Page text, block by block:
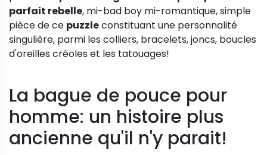
parfait rebelle, mi-bad boy mi-romantique, simple
pièce de ce puzzleconstituant une personnalité
singulière, parmi les colliers, bracelets, joncs, boucles
d'oreilles créoles et les tatouages!
La bague de pouce pour
homme: un histoire plus
ancienne qu'il n'y parait!